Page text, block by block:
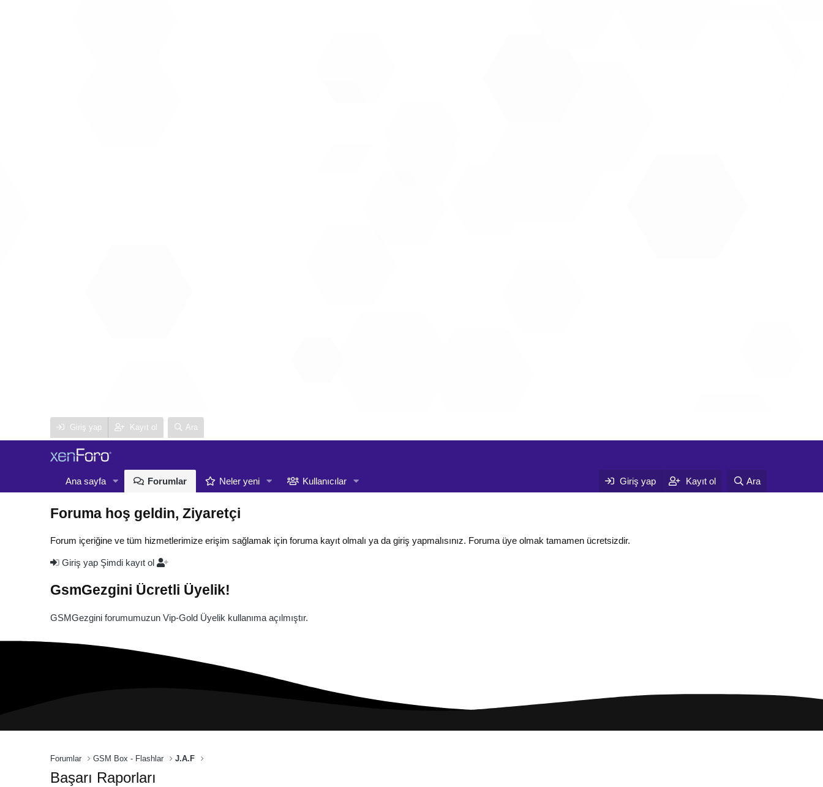
Giriş yap Kayıt ol Ara
Ana sayfa Forumlar Neler yeni Kullanıcılar Giriş yap Kayıt ol Ara
Foruma hoş geldin, Ziyaretçi
Forum içeriğine ve tüm hizmetlerimize erişim sağlamak için foruma kayıt olmalı ya da giriş yapmalısınız. Foruma üye olmak tamamen ücretsizdir.
Giriş yap Şimdi kayıt ol
GsmGezgini Ücretli Üyelik!
GSMGezgini forumumuzun Vip-Gold Üyelik kullanıma açılmıştır.
Forumlar GSM Box - Flashlar J.A.F
Başarı Raporları